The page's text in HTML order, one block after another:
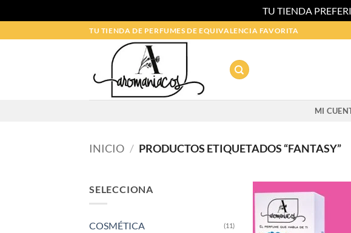
TU TIENDA
al
TU TIENDA DE PERFUMES DE EQUIVALENCIA FAVORITA
MI
INICIO / PRODUCTOS ETIQUETADOS “FANTASY”
SELECCIONA
COSMÉTICA (11)